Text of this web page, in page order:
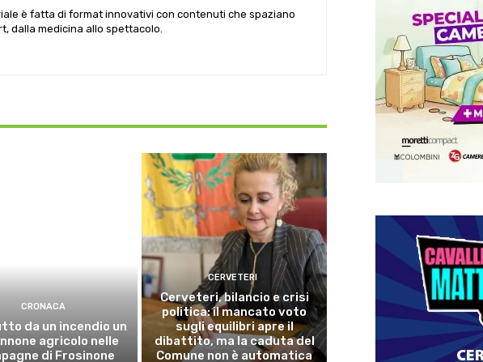
è fatta di format innovativi con contenuti che spaziano
dalla medicina allo spettacolo.
CRONACA
da un incendio un
agricolo nelle
di Frosinone
CERVETERI
Cerveteri, bilancio e crisi
politica: il mancato voto
sugli equilibri apre il
dibattito, ma la caduta del
Comune non è automatica